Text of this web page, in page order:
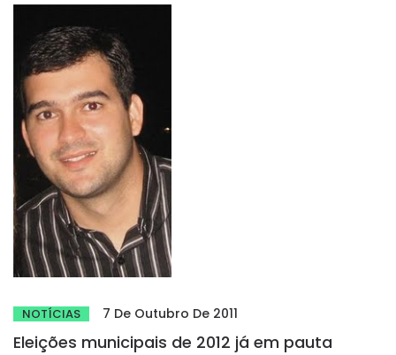
NOTÍCIAS 7 De Outubro De 2011
Eleições municipais de 2012 já em pauta